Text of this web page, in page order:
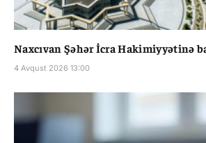
Naxcıvan Şəhər İcra Hakimiyyətinə
4 Avqust 2026 13:00